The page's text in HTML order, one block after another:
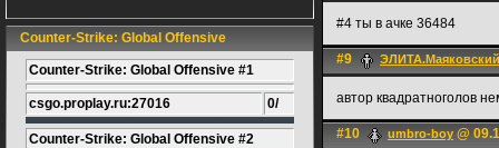
Counter-Strike: Global Offensive
Counter-Strike: Global Offensive #1
csgo.proplay.ru:27016 0/
Counter-Strike: Global Offensive #2
#4 ты в ачке 36484
#9 ЭЛИТА.Маяковский
автор квадратноголов
#10 umbro-boy @